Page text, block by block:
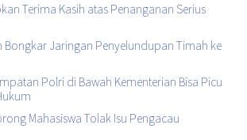
Terima Kasih atas Penanganan Serius
Bongkar Jaringan Penyelundupan Timah ke
Polri di Bawah Kementerian Bisa Picu
Mahasiswa Tolak Isu Pengacau